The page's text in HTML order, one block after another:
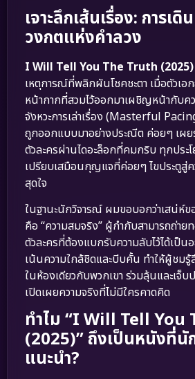
เจาะลึกเส้นเรื่อง: การเดิ
วงกตแห่งคำลวง
I Will Tell You The Truth (2025)
เหตุการณ์ที่พลิกผันโชคชะตา เมื่อตัวเ
หน้ากากที่สวมไว้ออกมาเผชิญหน้ากับค
จังหวะการเล่าเรื่อง (Masterful
ถูกออกแบบมาอย่างประณีต ค่อยๆ เผย
ตัวละครผ่านไดอะล็อกที่คมกริบ ทุกประ
เปรียบเสมือนกุญแจที่ค่อยๆ ไขประตูสู่
สุดใจ
ในฐานะนักวิจารณ์ ผมขอบอกว่าเสน่ห์
คือ “ความสมจริง” ผู้กำกับสามารถถ่าย
ตัวละครที่ต้องแบกรับความลับไว้ได้เป็
เน้นความใกล้ชิดและบีบคั้น ทำให้ผู้ชมรู้
ในห้องเดียวกับพวกเขา ร่วมลุ้นและเจ็
เปิดเผยความจริงที่ไม่มีใครคาดคิด
ทำไม “I Will Tell
(2025)” ถึงเป็นหนังที่นั
แนะนำ?